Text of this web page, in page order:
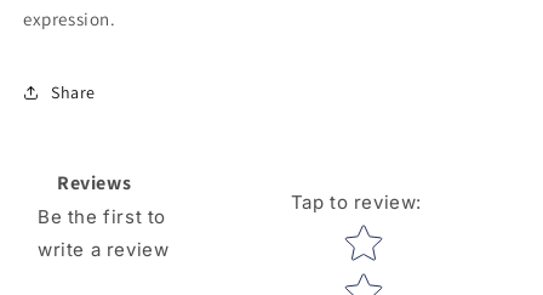
expression.
Share
Reviews
Be the first to
write a review
Tap to review:
Star rating